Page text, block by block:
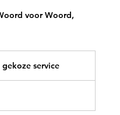
voor Woord,
service